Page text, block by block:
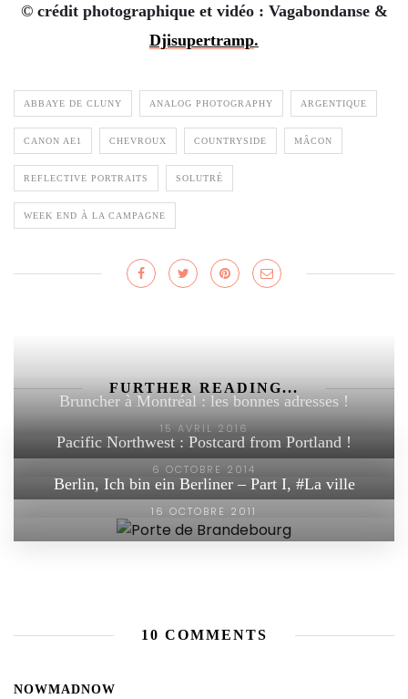
© crédit photographique et vidéo : Vagabondanse &
Djisupertramp.
ABBAYE DE CLUNY ANALOG PHOTOGRAPHY ARGENTIQUE
CANON AE1 CHEVROUX COUNTRYSIDE MÂCON
REFLECTIVE PORTRAITS SOLUTRÉ
WEEK END À LA CAMPAGNE
FURTHER READING...
Bruncher à Montréal : les bonnes adresses !
15 AVRIL 2016
Pacific Northwest : Postcard from Portland !
6 OCTOBRE 2014
Berlin, Ich bin ein Berliner – Part I, #La ville
16 OCTOBRE 2011
10 COMMENTS
NOWMADNOW